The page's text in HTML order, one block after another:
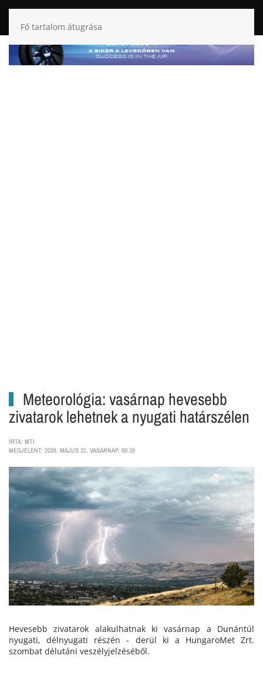
Fő tartalom átugrása
Meteorológia: vasárnap hevesebb
zivatarok lehetnek a nyugati határszélen
ÍRTA: MTI
MEGJELENT: 2026. MÁJUS 31. VASÁRNAP, 00:39
Hevesebb zivatarok alakulhatnak ki vasárnap a Dunántúl
nyugati, délnyugati részén - derül ki a HungaroMet Zrt.
szombat délutáni veszélyjelzéséből.